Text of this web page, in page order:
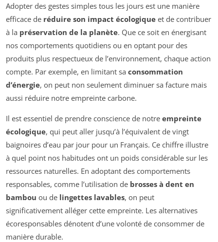
Adopter des gestes simples tous les jours est une manière
efficace de réduire son impact écologique et de contribuer
à la préservation de la planète. Que ce soit en énergisant
nos comportements quotidiens ou en optant pour des
produits plus respectueux de l’environnement, chaque action
compte. Par exemple, en limitant sa consommation
d’énergie, on peut non seulement diminuer sa facture mais
aussi réduire notre empreinte carbone.
Il est essentiel de prendre conscience de notre empreinte
écologique, qui peut aller jusqu’à l’équivalent de vingt
baignoires d’eau par jour pour un Français. Ce chiffre illustre
à quel point nos habitudes ont un poids considérable sur les
ressources naturelles. En adoptant des comportements
responsables, comme l’utilisation de brosses à dent en
bambou ou de lingettes lavables, on peut
significativement alléger cette empreinte. Les alternatives
écoresponsables dénotent d’une volonté de consommer de
manière durable.